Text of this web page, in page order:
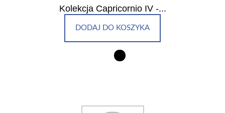
Kolekcja Capricornio IV -...
DODAJ DO KOSZYKA